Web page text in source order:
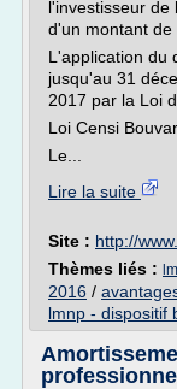
l'investisseur de
d'un montant de
L'application du
jusqu'au 31
2017 par la Loi
Loi Censi
Le...
Lire la suite
Site : http://
Thèmes liés :
2016 /
lmnp - dispositif